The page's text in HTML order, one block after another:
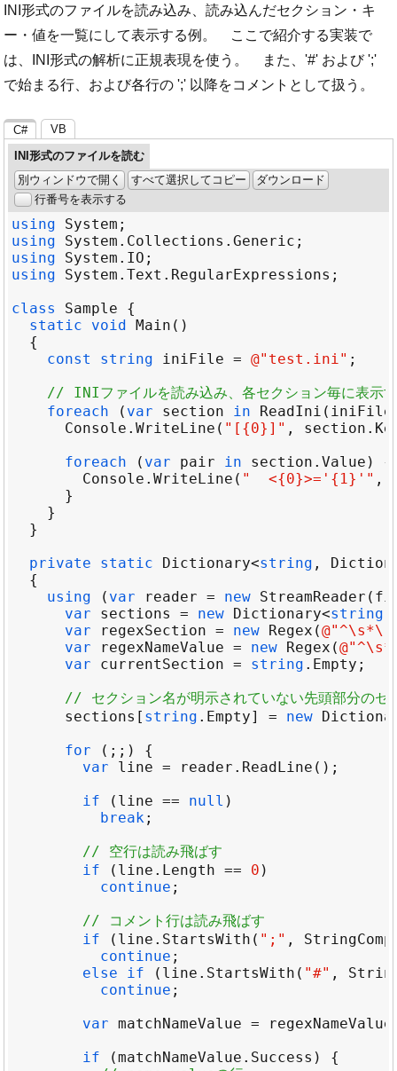
INI形式のファイルを読み込み、読み込んだセクション・キ
ー・値を一覧にして表示する例。 ここで紹介する実装で
は、INI形式の解析に正規表現を使う。 また、'#' および ';'
で始まる行、および各行の ';' 以降をコメントとして扱う。
C# VB
INI形式のファイルを読む
別ウィンドウで開く
すべて選択してコピー
ダウンロード
行番号を表示する
using System
using
System . Collections . Generic
using
System . IO
using
System . Text . RegularExpressions
class
Sample
static
void Main
const
string iniFile = @"test.ini"
// INIファイルを読み込み、各セクション毎に表示
foreach ( var section in ReadIni ( iniFile
Console . WriteLine ( "[{0}]" , section .
foreach ( var pair in section . Value
Console . WriteLine ( "  <{0}>='{1}'" ,
private
static Dictionary<string ,
using ( var reader = new StreamReader (
var
sections = new Dictionary<string
var
regexSection = new Regex (
var
regexNameValue = new Regex (
var
currentSection = string . Empty
// セクション名が明示されていない先頭部分のセ
sections [ string . Empty] = new
for
var
line = reader . ReadLine
if ( line == null
break
// 空行は読み飛ばす
if ( line . Length == 0
continue
// コメント行は読み飛ばす
if ( line . StartsWith ( ";" ,
continue
else
if ( line . StartsWith ( "#" ,
continue
var matchNameValue = regexNameValue
if (matchNameValue . Success